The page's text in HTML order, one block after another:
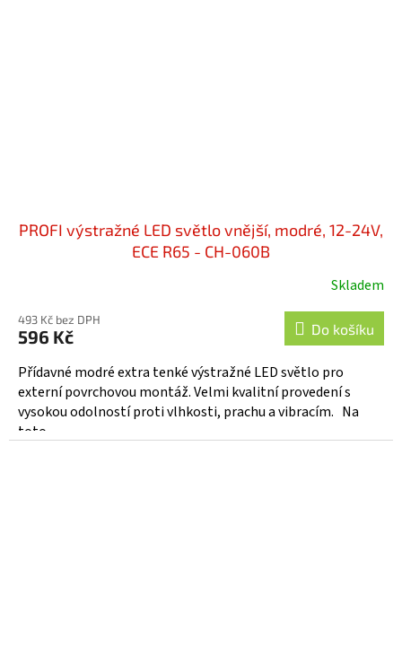
PROFI výstražné LED světlo vnější, modré, 12-24V,
ECE R65 - CH-060B
Skladem
493 Kč bez DPH
596 Kč Do košíku
Přídavné modré extra tenké výstražné LED světlo pro
externí povrchovou montáž. Velmi kvalitní provedení s
vysokou odolností proti vlhkosti, prachu a vibracím. Na
toto...